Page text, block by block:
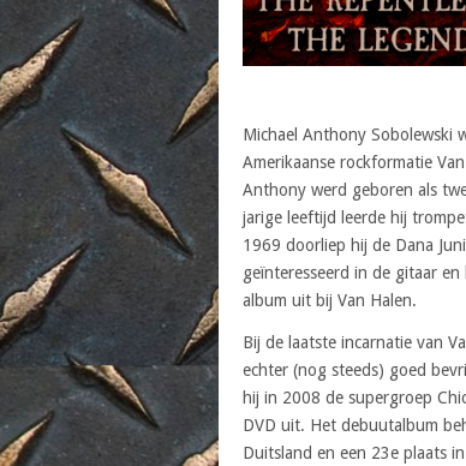
Michael Anthony Sobolewski
Amerikaanse rockformatie
Anthony werd geboren als
jarige leeftijd leerde hij
1969 doorliep hij de Dana
geïnteresseerd in de gitaar
album uit bij Van Halen.
Bij de laatste incarnatie van
echter (nog steeds) goed
hij in 2008 de supergroep
DVD uit. Het debuutalbum
Duitsland en een 23e plaats